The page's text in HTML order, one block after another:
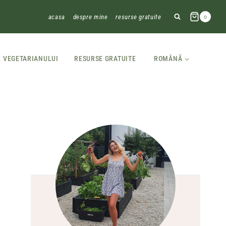
acasa despre mine resurse gratuite 0
VEGETARIANULUI RESURSE GRATUITE ROMÂNĂ